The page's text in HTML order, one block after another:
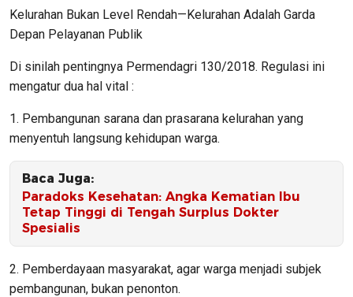
Kelurahan Bukan Level Rendah—Kelurahan Adalah Garda
Depan Pelayanan Publik
Di sinilah pentingnya Permendagri 130/2018. Regulasi ini
mengatur dua hal vital :
1. Pembangunan sarana dan prasarana kelurahan yang
menyentuh langsung kehidupan warga.
Baca Juga:
Paradoks Kesehatan: Angka Kematian Ibu
Tetap Tinggi di Tengah Surplus Dokter
Spesialis
2. Pemberdayaan masyarakat, agar warga menjadi subjek
pembangunan, bukan penonton.